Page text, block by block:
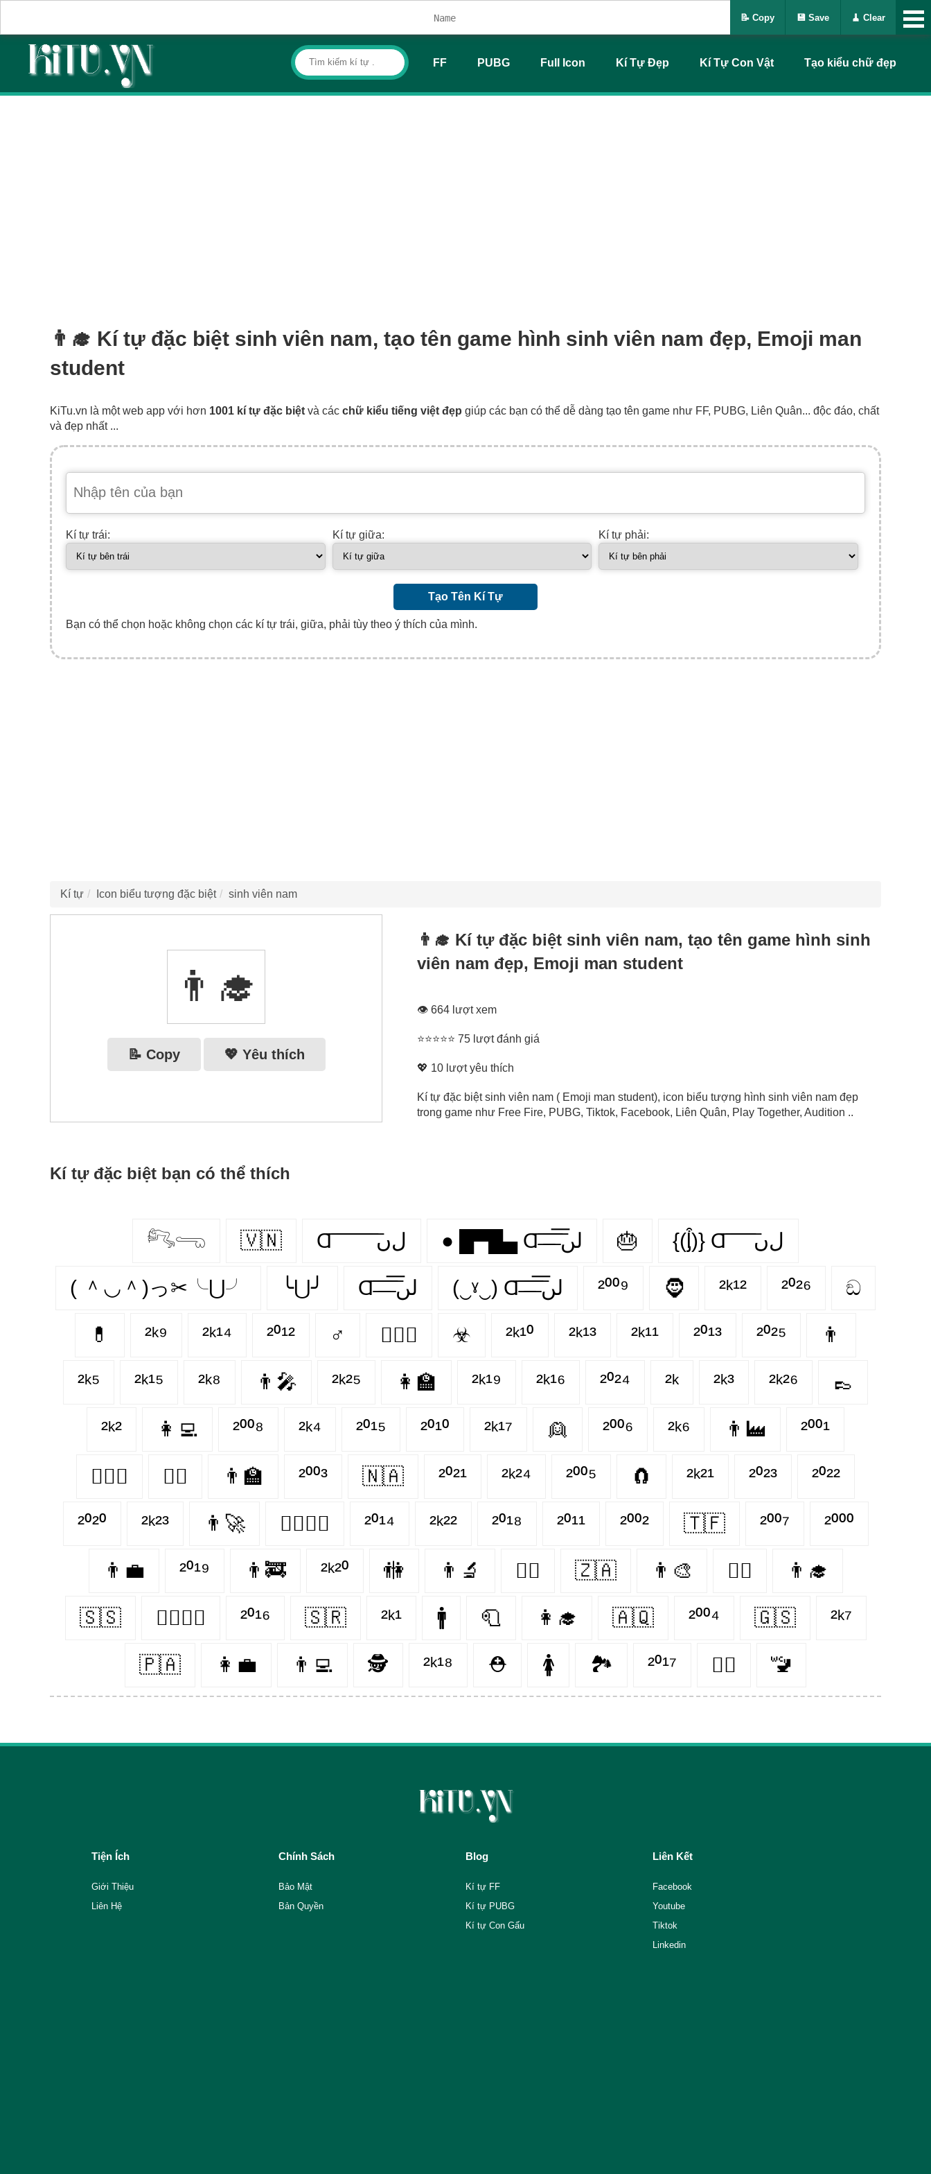
FF PUBG Full Icon Kí Tự Đẹp Kí Tự Con Vật Tạo kiểu chữ đẹp
👨‍🎓 Kí tự đặc biệt sinh viên nam, tạo tên game hình sinh viên nam đẹp, Emoji man
student
KiTu.vn là một web app với hơn 1001 kí tự đặc biệt và các chữ kiểu tiếng việt đẹp giúp các bạn có thể dễ dàng tạo tên game như FF, PUBG, Liên Quân... độc đáo, chất
và đẹp nhất ...
Kí tự trái: Kí tự giữa: Kí tự phải:
Tạo Tên Kí Tự
Bạn có thể chọn hoặc không chọn các kí tự trái, giữa, phải tùy theo ý thích của mình.
Kí tự Icon biểu tượng đặc biệt sinh viên nam
👨‍🎓
📝 Copy 💖 Yêu thích
👨‍🎓 Kí tự đặc biệt sinh viên nam, tạo tên game hình sinh
viên nam đẹp, Emoji man student
👁 664 lượt xem
⭐⭐⭐⭐⭐ 75 lượt đánh giá
💖 10 lượt yêu thích
Kí tự đặc biệt sinh viên nam ( Emoji man student), icon biểu tượng hình sinh viên nam đẹp
trong game như Free Fire, PUBG, Tiktok, Facebook, Liên Quân, Play Together, Audition ..
Kí tự đặc biệt bạn có thể thích
𓀐𓂸 🇻🇳 Ɑ͞ ͞ ͞ ͞ ͞ ͞ ͞ ͞ لﮞ ● █▀█▄ Ɑ͞ ̶͞ ̶͞ ̶͞ لں͞ 🎂 {(ᶅ͒)} Ɑ͞ ͞ ͞ ͞ ͞ ﻝﮞ
( ＾◡＾)っ✂╰⋃╯ ╰⋃╯ Ɑ͞ ̶͞ ̶͞ ̶͞ لں͞ (‿ˠ‿) Ɑ͞ ̶͞ ̶͞ ̶͞ لں͞ ²⁰⁰⁹ 🧔 ²ᵏ¹² ²⁰²⁶ ඞ
💊 ²ᵏ⁹ ²ᵏ¹⁴ ²⁰¹² ♂ 👩‍❤️‍👨 ☣ ²ᵏ¹⁰ ²ᵏ¹³ ²ᵏ¹¹ ²⁰¹³ ²⁰²⁵ 👨
²ᵏ⁵ ²ᵏ¹⁵ ²ᵏ⁸ 👨‍🎤 ²ᵏ²⁵ 👩‍🏫 ²ᵏ¹⁹ ²ᵏ¹⁶ ²⁰²⁴ ²ᵏ ²ᵏ³ ²ᵏ²⁶ 👞
²ᵏ² 👩‍💻 ²⁰⁰⁸ ²ᵏ⁴ ²⁰¹⁵ ²⁰¹⁰ ²ᵏ¹⁷ 👱 ²⁰⁰⁶ ²ᵏ⁶ 👨‍🏭 ²⁰⁰¹
👨‍❤️‍👨 👩‍⚕️ 👨‍🏫 ²⁰⁰³ 🇳🇦 ²⁰²¹ ²ᵏ²⁴ ²⁰⁰⁵ 🧲 ²ᵏ²¹ ²⁰²³ ²⁰²²
²⁰²⁰ ²ᵏ²³ 👨‍🚀 👨‍❤️‍💋‍👨 ²⁰¹⁴ ²ᵏ²² ²⁰¹⁸ ²⁰¹¹ ²⁰⁰² 🇹🇫 ²⁰⁰⁷ ²⁰⁰⁰
👨‍💼 ²⁰¹⁹ 👨‍🚒 ²ᵏ²⁰ 🚻 👨‍🔬 👨‍⚕️ 🇿🇦 👨‍🎨 👨‍✈️ 👨‍🎓
🇸🇸 👩‍❤️‍💋‍👨 ²⁰¹⁶ 🇸🇷 ²ᵏ¹ 🚹 🧻 👩‍🎓 🇦🇶 ²⁰⁰⁴ 🇬🇸 ²ᵏ⁷
🇵🇦 👩‍💼 👨‍💻 🕵️ ²ᵏ¹⁸ ⛑ 🚺 🏞 ²⁰¹⁷ 👨‍⚖️ 🚾
Tiện Ích
Giới Thiệu
Liên Hệ
Chính Sách
Bảo Mật
Bản Quyền
Blog
Kí tự FF
Kí tự PUBG
Kí tự Con Gấu
Liên Kết
Facebook
Youtube
Tiktok
Linkedin
📝 Copy 💾 Save 🧹 Clear